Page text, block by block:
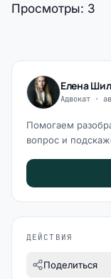
Просмотры: 3
Елена
Адвокат ·
Помогаем
вопрос и
ДЕЙСТВИЯ
Поделиться